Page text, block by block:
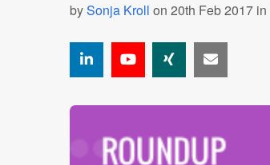
bySonja Kroll on 20th Feb 2017 in